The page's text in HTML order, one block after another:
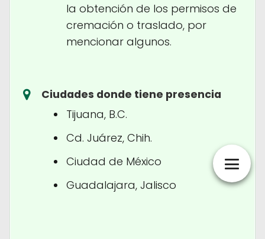
la obtención de los permisos de
cremación o traslado, por
mencionar algunos.
Ciudades donde tiene presencia
Tijuana, B.C.
Cd. Juárez, Chih.
Ciudad de México
Guadalajara, Jalisco